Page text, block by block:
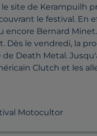
site de Kerampuilh
le festival. En
encore Bernard
Dès le vendredi, la
de Death Metal.
Clutch et les
Motocultor